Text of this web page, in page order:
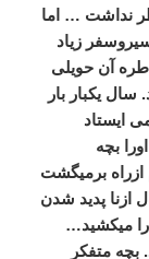
نداشت … اما
زیاد
آن حویلی
یکبار بار
ایستاد
بچه
ازراه برمیگشت
ازنا پدید شدن
میکشید…
بچه متفکر